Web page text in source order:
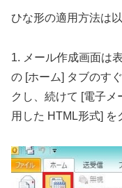
ひな形の適用方法は
1. メール作成画面は
の [ホーム] タブのす
クし、続けて [電子
用した HTML形式] を